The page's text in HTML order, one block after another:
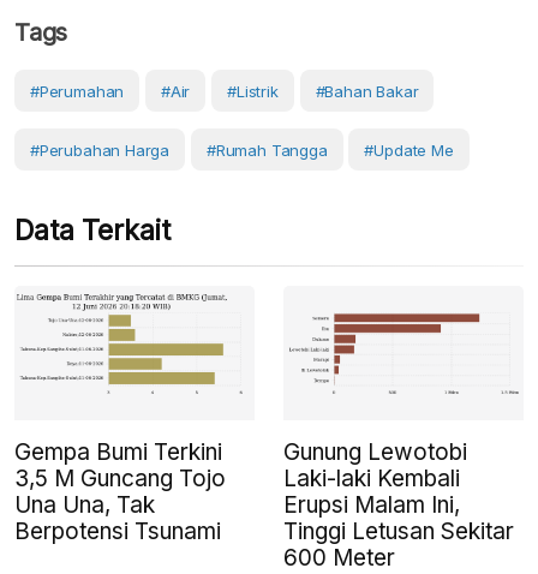
Tags
#Perumahan #Air #Listrik #Bahan Bakar
#Perubahan Harga #Rumah Tangga #Update Me
Data Terkait
Gempa Bumi Terkini
3,5 M Guncang Tojo
Una Una, Tak
Berpotensi Tsunami
Gunung Lewotobi
Laki-laki Kembali
Erupsi Malam Ini,
Tinggi Letusan Sekitar
600 Meter